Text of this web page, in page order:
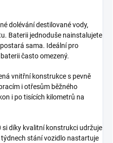
dolévání destilované vody,
Baterii jednoduše nainstalujete
sama. Ideální pro
často omezený.
vnitřní konstrukce s pevně
i otřesům běžného
i po tisících kilometrů na
si díky kvalitní konstrukci udržuje
stání vozidlo nastartuje